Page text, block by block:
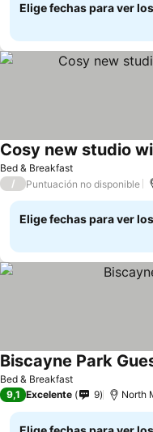
Elige fechas para ver
Bed & Breakfast
Cosy new studio
/ Puntuación no disponible
Elige fechas para ver
Bed & Breakfast
Biscayne Park
9,1 Excelente 9 North